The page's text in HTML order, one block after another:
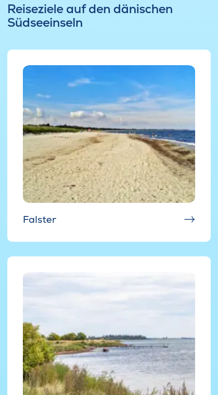
Reiseziele auf den dänischen
Südseeinseln
Falster